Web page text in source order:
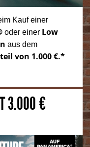
Kauf einer
oder einer Low
aus dem
von 1.000 €.*
3.000 €